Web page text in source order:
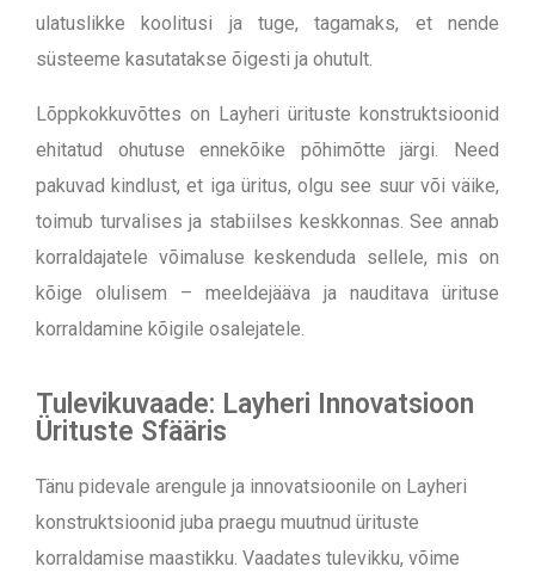
ulatuslikke koolitusi ja tuge, tagamaks, et nende
süsteeme kasutatakse õigesti ja ohutult.
Lõppkokkuvõttes on Layheri ürituste konstruktsioonid
ehitatud ohutuse ennekõike põhimõtte järgi. Need
pakuvad kindlust, et iga üritus, olgu see suur või väike,
toimub turvalises ja stabiilses keskkonnas. See annab
korraldajatele võimaluse keskenduda sellele, mis on
kõige olulisem – meeldejääva ja nauditava ürituse
korraldamine kõigile osalejatele.
Tulevikuvaade: Layheri Innovatsioon
Ürituste Sfääris
Tänu pidevale arengule ja innovatsioonile on Layheri
konstruktsioonid juba praegu muutnud ürituste
korraldamise maastikku. Vaadates tulevikku, võime